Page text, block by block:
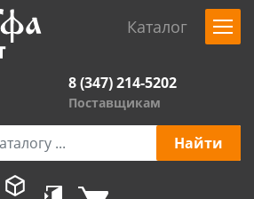
Каталог
8 (347) 214-5202
Поставщикам